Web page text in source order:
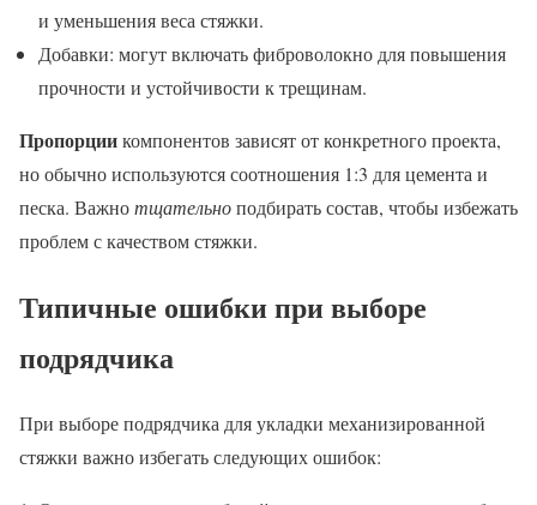
и уменьшения веса стяжки.
Добавки: могут включать фиброволокно для повышения
прочности и устойчивости к трещинам.
Пропорциикомпонентов зависят от конкретного проекта,
но обычно используются соотношения 1:3 для цемента и
песка. Важнотщательноподбирать состав, чтобы избежать
проблем с качеством стяжки.
Типичные ошибки при выборе
подрядчика
При выборе подрядчика для укладки механизированной
стяжки важно избегать следующих ошибок: